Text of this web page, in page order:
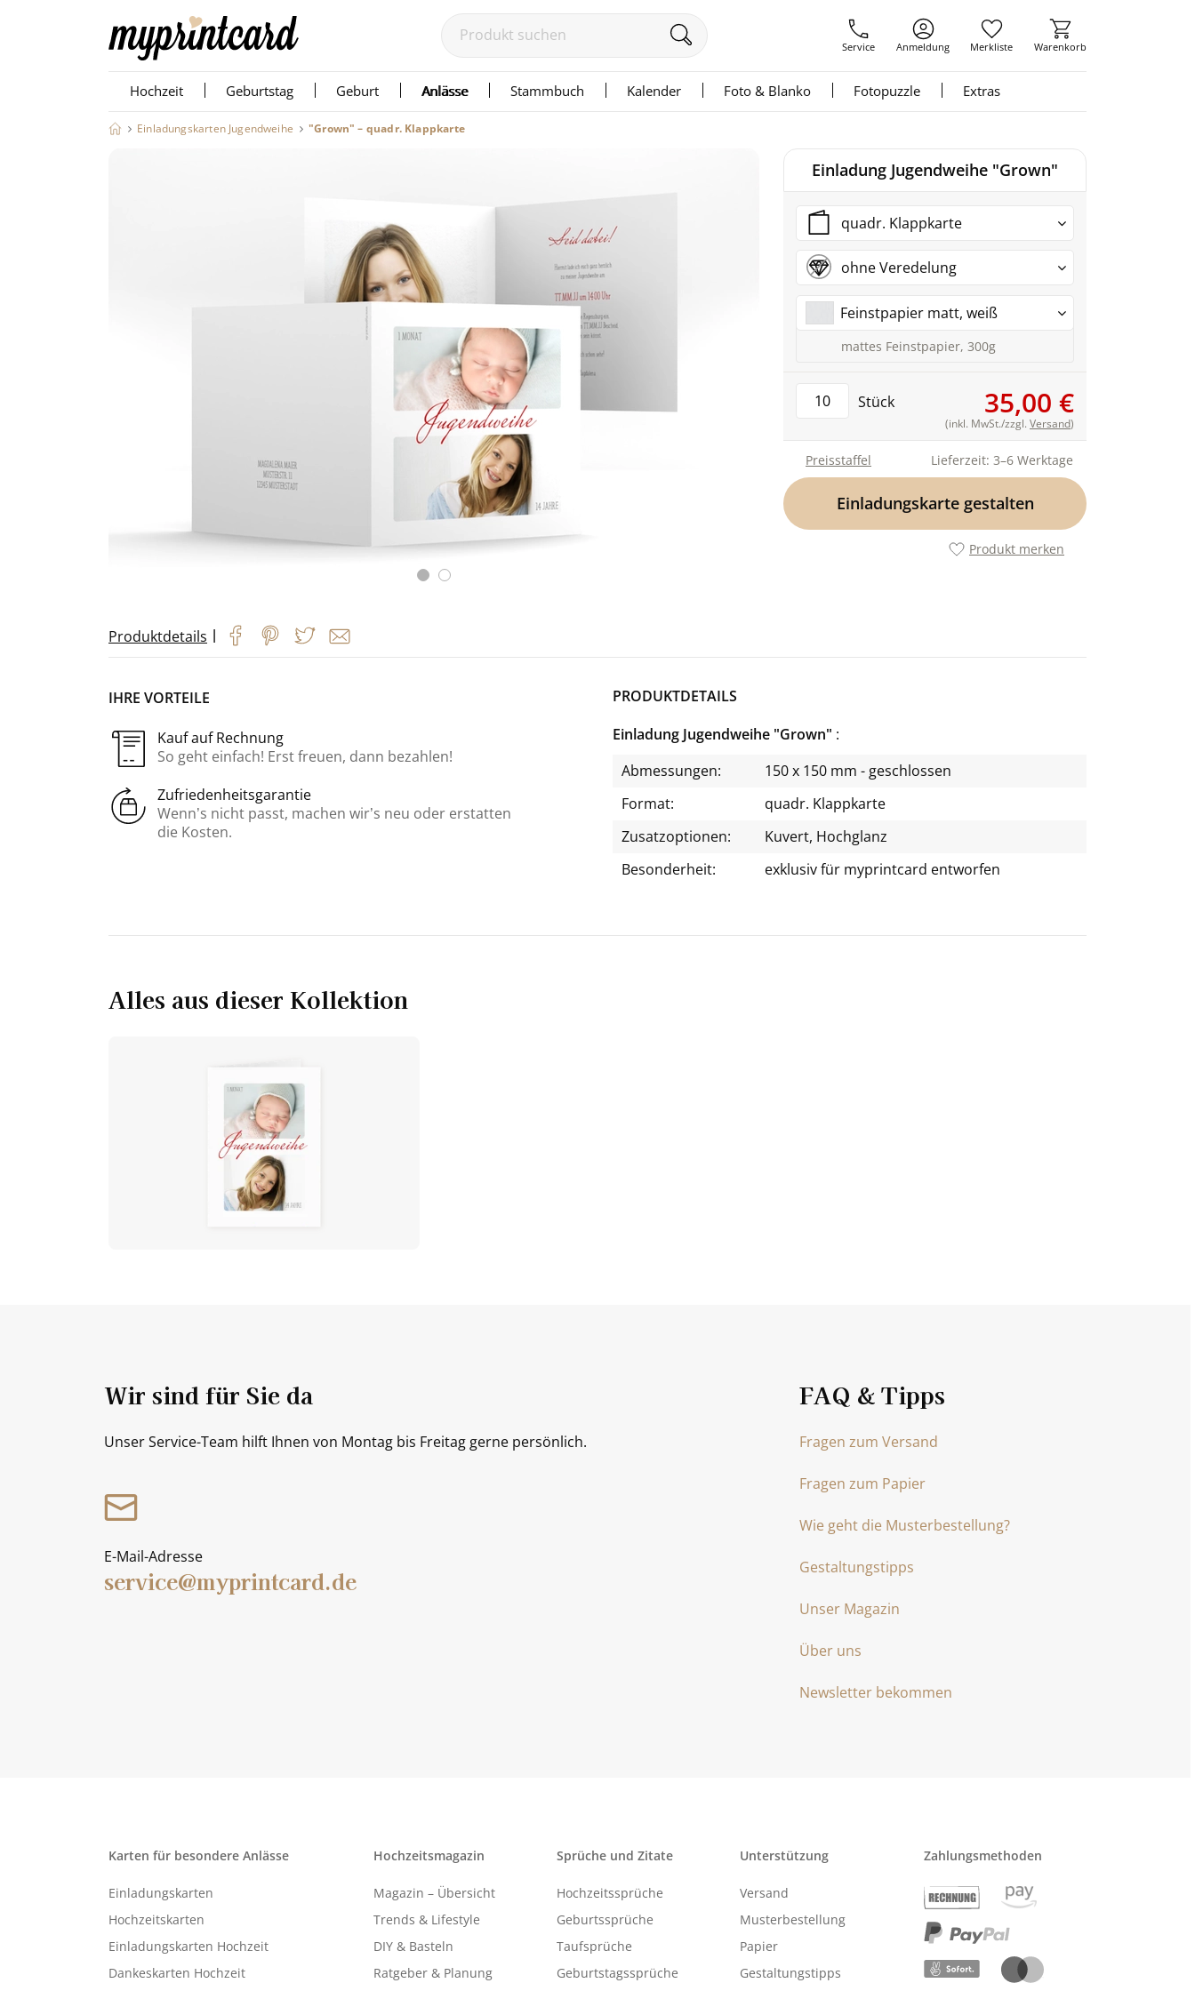
Service Anmeldung Merkliste Warenkorb
Hochzeit Geburtstag Geburt Anlässe Stammbuch Kalender Foto & Blanko Fotopuzzle Extras
Einladungskarten Jugendweihe "Grown" – quadr. Klappkarte
Einladung Jugendweihe "Grown"
quadr. Klappkarte
ohne Veredelung
Feinstpapier matt, weiß
mattes Feinstpapier, 300g
Stück 35,00 €
(inkl. MwSt./zzgl. Versand)
Lieferzeit: 3–6 Werktage
Preisstaffel
Einladungskarte gestalten
Produkt merken
Produktdetails |
IHRE VORTEILE
Kauf auf Rechnung
So geht einfach! Erst freuen, dann bezahlen!
Zufriedenheitsgarantie
Wenn’s nicht passt, machen wir’s neu oder erstatten
die Kosten.
PRODUKTDETAILS
Einladung Jugendweihe "Grown"
Abmessungen:
150 x 150 mm - geschlossen
Format:
quadr. Klappkarte
Zusatzoptionen:
Kuvert, Hochglanz
Besonderheit:
exklusiv für myprintcard entworfen
Alles aus dieser Kollektion
FAQ & Tipps
Fragen zum Versand
Fragen zum Papier
Wie geht die Musterbestellung?
Gestaltungstipps
Unser Magazin
Über uns
Newsletter bekommen
Wir sind für Sie da
Unser Service-Team hilft Ihnen von Montag bis Freitag gerne persönlich.
E-Mail-Adresse
service@myprintcard.de
Karten für besondere Anlässe
Einladungskarten
Hochzeitskarten
Einladungskarten Hochzeit
Dankeskarten Hochzeit
Hochzeitsmagazin
Magazin – Übersicht
Trends & Lifestyle
DIY & Basteln
Ratgeber & Planung
Sprüche und Zitate
Hochzeitssprüche
Geburtssprüche
Taufsprüche
Geburtstagssprüche
Unterstützung
Versand
Musterbestellung
Papier
Gestaltungstipps
Zahlungsmethoden